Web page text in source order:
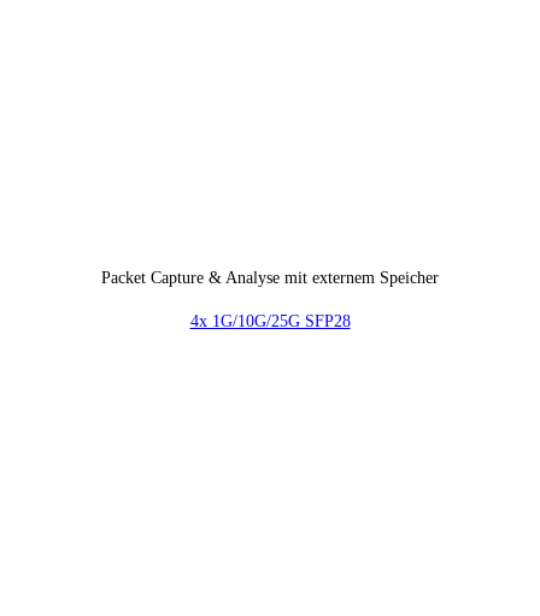
Packet Capture & Analyse mit externem Speicher
4x 1G/10G/25G SFP28